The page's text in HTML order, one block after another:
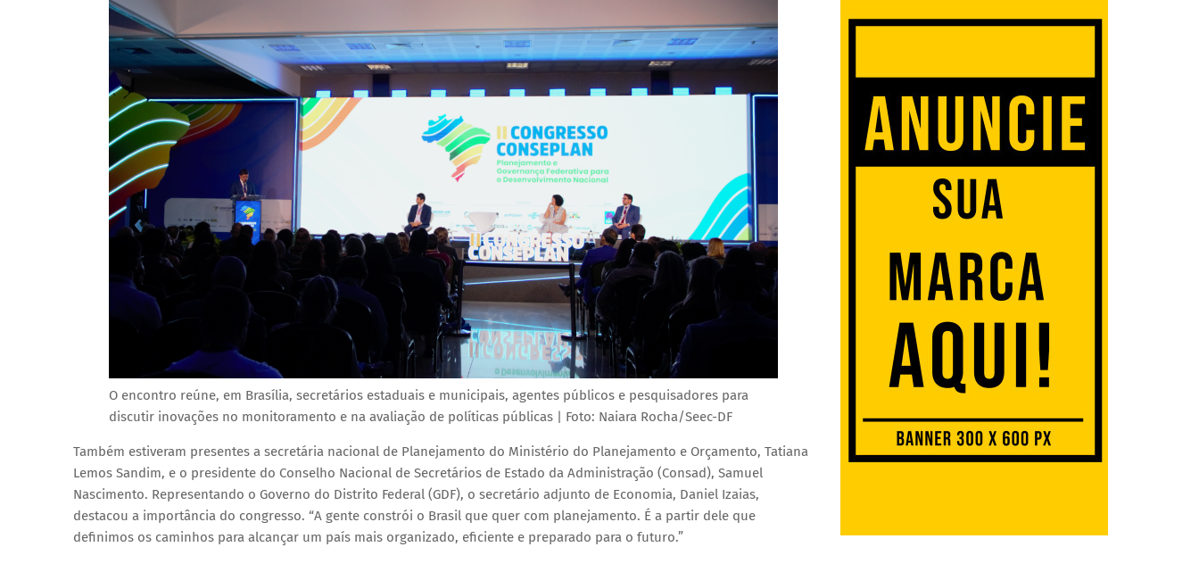
O encontro reúne, em Brasília, secretários estaduais e municipais, agentes públicos e pesquisadores para
discutir inovações no monitoramento e na avaliação de políticas públicas | Foto: Naiara Rocha/Seec-DF
Também estiveram presentes a secretária nacional de Planejamento do Ministério do Planejamento e Orçamento, Tatiana
Lemos Sandim, e o presidente do Conselho Nacional de Secretários de Estado da Administração (Consad), Samuel
Nascimento. Representando o Governo do Distrito Federal (GDF), o secretário adjunto de Economia, Daniel Izaias,
destacou a importância do congresso. “A gente constrói o Brasil que quer com planejamento. É a partir dele que
definimos os caminhos para alcançar um país mais organizado, eficiente e preparado para o futuro.”